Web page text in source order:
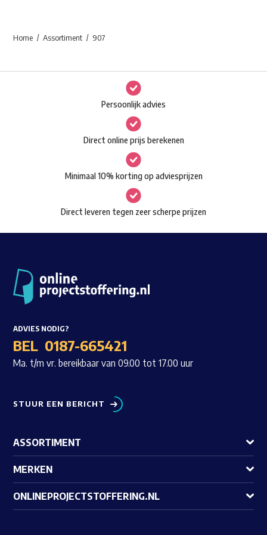
Deze
optie
kan
gekozen
worden
op
de
productpagina
Home Assortiment 907
Persoonlijk advies
Direct online prijs berekenen
Minimaal 10% korting op adviesprijzen
Direct leveren tegen zeer scherpe prijzen
ADVIES NODIG?
BEL 0187-665421
Ma. t/m vr. bereikbaar van 09.00 tot 17.00 uur
STUUR EEN BERICHT
ASSORTIMENT
MERKEN
ONLINEPROJECTSTOFFERING.NL